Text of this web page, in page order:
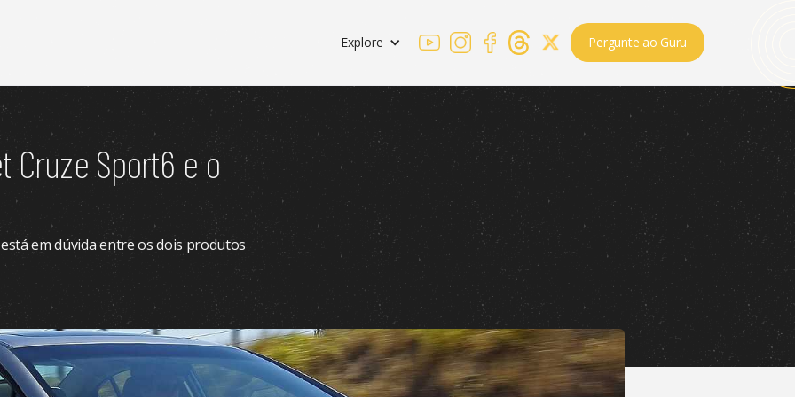
Explore Pergunte ao Guru
Cruze Sport6 e o
em dúvida entre os dois produtos